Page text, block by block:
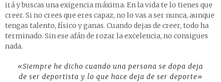
irá y buscas una exigencia máxima. En la vida te lo tienes que
creer. Si no crees que eres capaz, no lo vas a ser nunca, aunque
tengas talento, físico y ganas. Cuando dejas de creer, todo ha
terminado. Sin ese afán de rozar la excelencia, no consigues
nada.
«Siempre he dicho cuando una persona se dopa deja
de ser deportista y lo que hace deja de ser deporte»